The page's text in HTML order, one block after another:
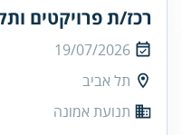
רכז/ת פרויקטים
19/07/2026
תל אביב
תנועת אמונה